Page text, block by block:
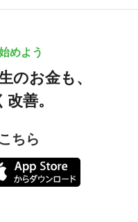
めよう
のお金も、
善。
ちら